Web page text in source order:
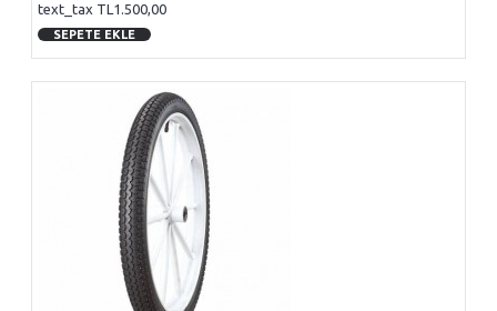
text_tax TL1.500,00
SEPETE EKLE